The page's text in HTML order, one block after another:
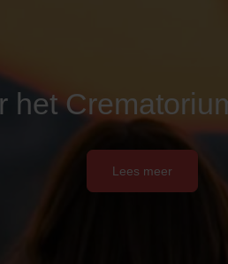
het
Lees meer